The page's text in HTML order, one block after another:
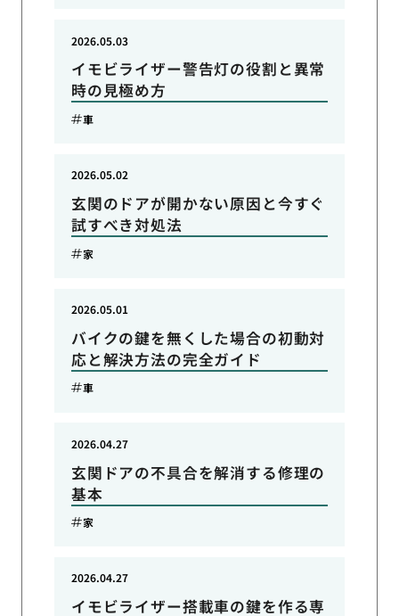
イモビライザー警告灯の役割と異常
時の見極め方
2026.05.03
車
玄関のドアが開かない原因と今すぐ
試すべき対処法
2026.05.02
家
バイクの鍵を無くした場合の初動対
応と解決方法の完全ガイド
2026.05.01
車
玄関ドアの不具合を解消する修理の
基本
2026.04.27
家
イモビライザー搭載車の鍵を作る専
2026.04.27